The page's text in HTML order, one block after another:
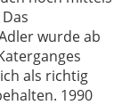
wurde ab
als richtig
1990